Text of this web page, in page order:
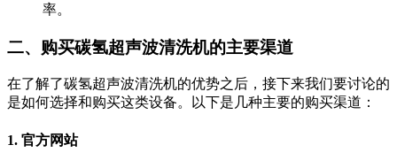
率。
二、购买碳氢超声波清洗机的主要渠道
在了解了碳氢超声波清洗机的优势之后，接下来我们要讨论的
是如何选择和购买这类设备。以下是几种主要的购买渠道：
1. 官方网站